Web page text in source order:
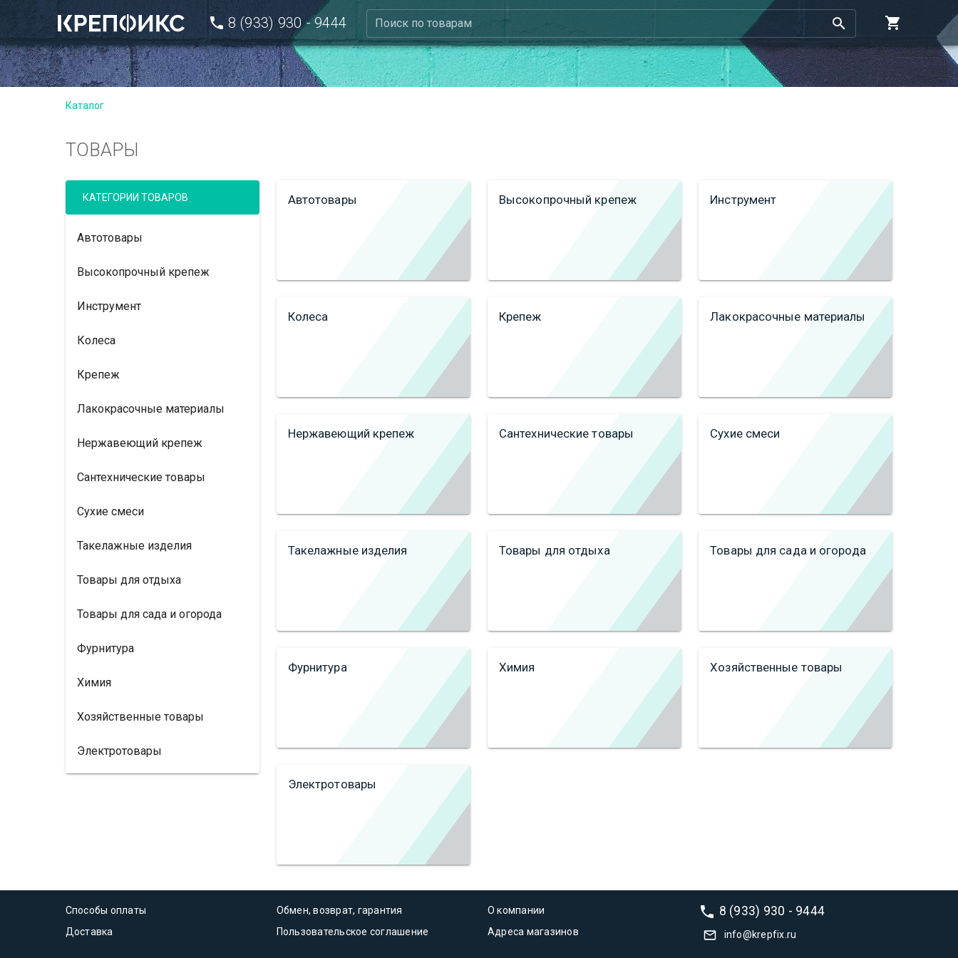
8 (933) 930 - 9444 Поиск по товарам
Каталог
ТОВАРЫ
КАТЕГОРИИ ТОВАРОВ
Автотовары
Высокопрочный крепеж
Инструмент
Колеса
Крепеж
Лакокрасочные материалы
Нержавеющий крепеж
Сантехнические товары
Сухие смеси
Такелажные изделия
Товары для отдыха
Товары для сада и огорода
Фурнитура
Химия
Хозяйственные товары
Электротовары
Автотовары Высокопрочный крепеж Инструмент
Колеса Крепеж Лакокрасочные материалы
Нержавеющий крепеж Сантехнические товары Сухие смеси
Такелажные изделия Товары для отдыха Товары для сада и огорода
Фурнитура Химия Хозяйственные товары
Электротовары
Способы оплаты
Доставка
Обмен, возврат, гарантия
Пользовательское соглашение
О компании
Адреса магазинов
8 (933) 930 - 9444
info@krepfix.ru